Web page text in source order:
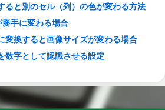
ると別のセル（列）の色が変わる方法
手に変わる場合
変換すると画像サイズが変わる場合
数字として認識させる設定